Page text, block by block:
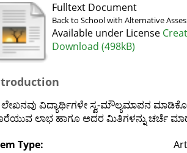
Fulltext Document
Back to School with Alternative
Available under License
Download (498kB)
ವಿದ್ಯಾರ್ಥಿಗಳೇ ಸ್ವ-ಮೌಲ್ಯಮಾಪನ
ಲಾಭ ಹಾಗೂ ಅದರ ಮಿತಿಗಳನ್ನು ಚರ್ಚೆ
Type: